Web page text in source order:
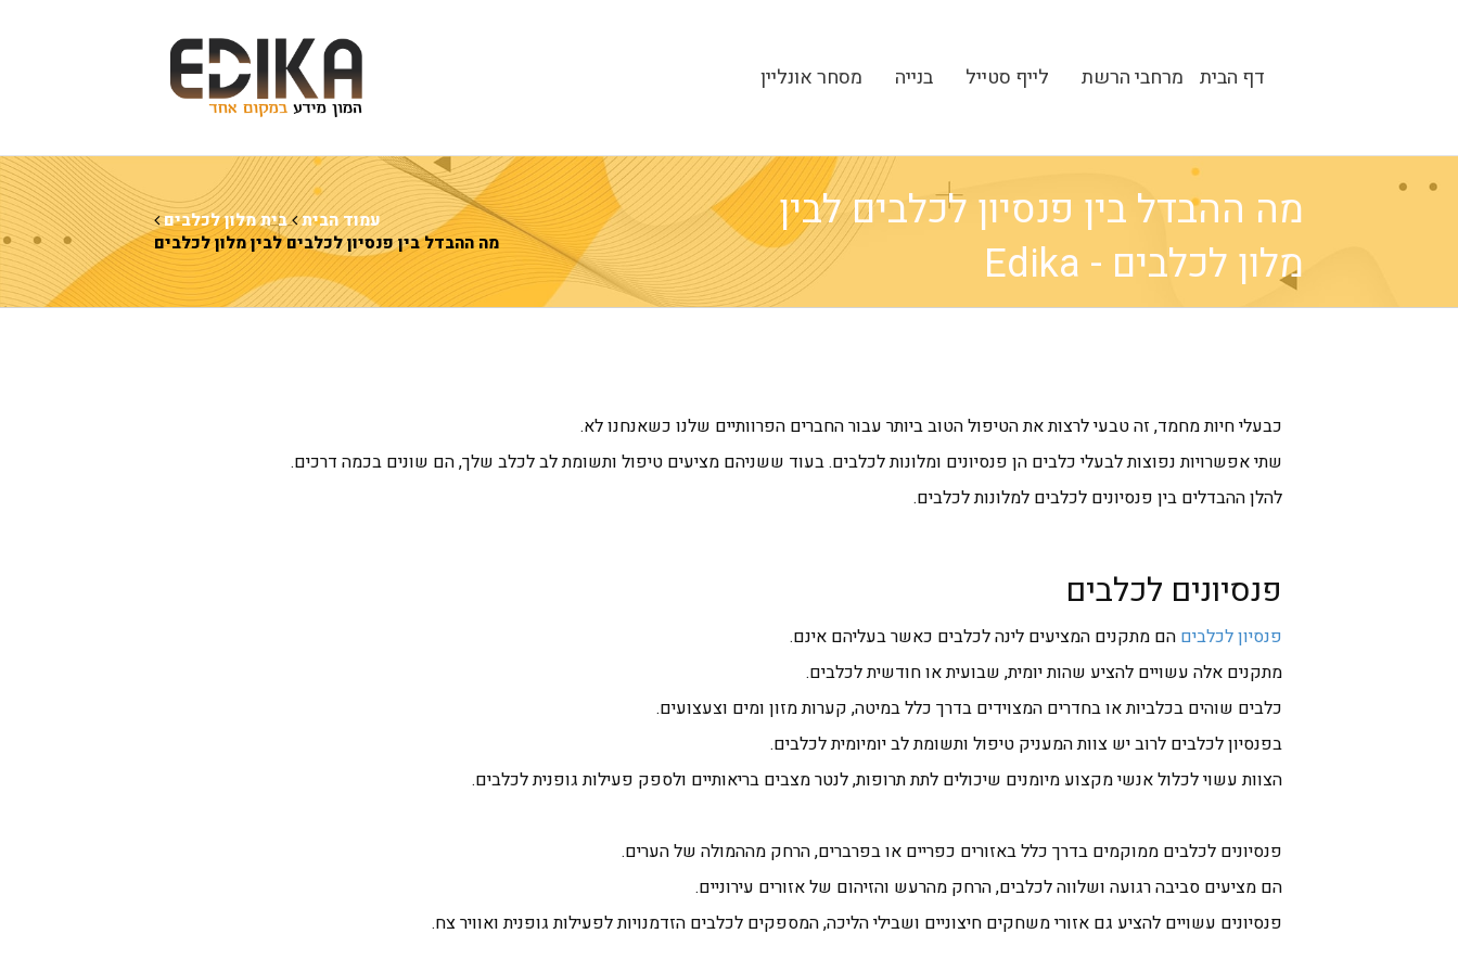
דף הבית מרחבי הרשת לייף סטייל בנייה מסחר אונליין
מה ההבדל בין פנסיון לכלבים לבין
מלון לכלבים - Edika
עמוד הבית בית מלון לכלבים
מה ההבדל בין פנסיון לכלבים לבין מלון לכלבים
כבעלי חיות מחמד, זה טבעי לרצות את הטיפול הטוב ביותר עבור החברים הפרוותיים שלנו כשאנחנו לא.
שתי אפשרויות נפוצות לבעלי כלבים הן פנסיונים ומלונות לכלבים. בעוד ששניהם מציעים טיפול ותשומת לב לכלב שלך, הם שונים בכמה דרכים.
להלן ההבדלים בין פנסיונים לכלבים למלונות לכלבים.
פנסיונים לכלבים
פנסיון לכלבים הם מתקנים המציעים לינה לכלבים כאשר בעליהם אינם.
מתקנים אלה עשויים להציע שהות יומית, שבועית או חודשית לכלבים.
כלבים שוהים בכלביות או בחדרים המצוידים בדרך כלל במיטה, קערות מזון ומים וצעצועים.
בפנסיון לכלבים לרוב יש צוות המעניק טיפול ותשומת לב יומיומית לכלבים.
הצוות עשוי לכלול אנשי מקצוע מיומנים שיכולים לתת תרופות, לנטר מצבים בריאותיים ולספק פעילות גופנית לכלבים.
פנסיונים לכלבים ממוקמים בדרך כלל באזורים כפריים או בפרברים, הרחק מההמולה של הערים.
הם מציעים סביבה רגועה ושלווה לכלבים, הרחק מהרעש והזיהום של אזורים עירוניים.
פנסיונים עשויים להציע גם אזורי משחקים חיצוניים ושבילי הליכה, המספקים לכלבים הזדמנויות לפעילות גופנית ואוויר צח.